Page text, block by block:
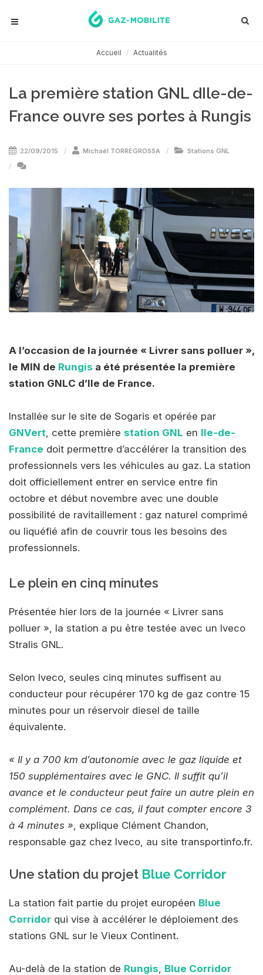
Accueil Actualités
La première station GNL dIle-de-
France ouvre ses portes à Rungis
22/09/2015 Michaël TORREGROSSA Stations GNL
A l’occasion de la journée « Livrer sans polluer »,
le MIN de Rungis a été présentée la première
station GNLC d’Ile de France.
Installée sur le site de Sogaris et opérée par
GNVert , cette première station GNL en Ile-de-
France doit permettre d’accélérer la transition des
professionnels vers les véhicules au gaz. La station
doit officiellement entrer en service entre fin
octobre et début novembre avec une double
possibilité de ravitaillement : gaz naturel comprimé
ou liquéfié afin de couvrir tous les besoins des
professionnels.
Le plein en cinq minutes
Présentée hier lors de la journée « Livrer sans
polluer », la station a pu être testée avec un Iveco
Stralis GNL.
Selon Iveco, seules cinq minutes suffisent au
conducteur pour récupérer 170 kg de gaz contre 15
minutes pour un réservoir diesel de taille
équivalente.
« Il y a 700 km d’autonomie avec le gaz liquide et
150 supplémentaires avec le GNC. Il suffit qu’il
avance et le conducteur peut faire un autre plein en
complément. Dans ce cas, il faut compter encore 3
à 4 minutes » , explique Clément Chandon,
responsable gaz chez Iveco, au site transportinfo.fr.
Une station du projet Blue Corridor
La station fait partie du projet européen Blue
Corridor qui vise à accélérer le déploiement des
stations GNL sur le Vieux Continent.
Au-delà de la station de Rungis Blue Corridor